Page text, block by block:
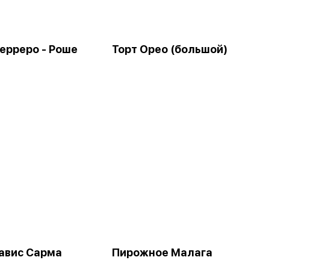
- Роше Торт Орео (большой)
Сарма Пирожное Малага